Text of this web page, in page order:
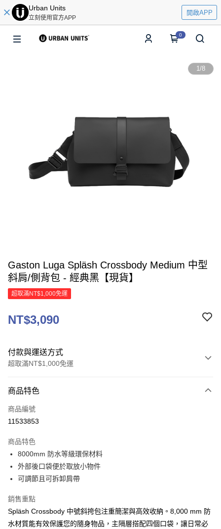
Urban Units
立刻使用官方APP
開啟APP
0
1/8
Gaston Luga Spläsh Crossbody Medium 中型
斜肩/側背包 - 經典黑【現貨】
超取滿NT$1,000免運
NT$3,090
付款與運送方式
超取滿NT$1,000免運
信用卡一次付款
信用卡分期付款
合作金庫商業銀行
華南商業銀行
上海商業儲蓄銀行
國泰世華商業銀行
匯豐（台灣）商業銀行
聯邦商業銀行
遠東國際商業銀行
元大商業銀行
永豐商業銀行
6 期 0 利率 每期
華南商業銀行
上海商業儲蓄銀行
臺灣中小企業銀行
匯豐（台灣）商業銀行
華泰商業銀行
聯邦商業銀行
遠東國際商業銀行
LINE Pay
Apple Pay
ATM付款
運送方式
商品特色
商品編號
11533853
商品特色
8000mm 防水等級環保材料
外部後口袋便於取放小物件
可調節且可拆卸肩帶
銷售重點
Spläsh Crossbody 中號斜挎包注重簡潔與高效收納。8,000 mm 防
水材質能有效保護您的隨身物品，主隔層搭配四個口袋，讓日常必